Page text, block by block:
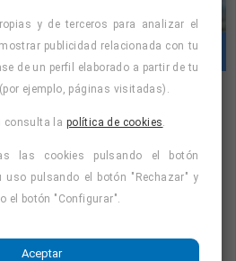
en empresas
en empresas:
con descuento!"
listado de cursos
y de terceros para analizar el
publicidad relacionada con tu
de un perfil elaborado a partir de tu
ejemplo, páginas visitadas).
consulta la política de cookies
las cookies pulsando el botón
uso pulsando el botón "Rechazar" y
el botón "Configurar".
Aceptar